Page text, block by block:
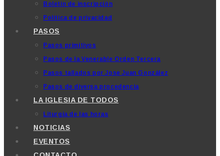
Boletín de inscripción
Política de privacidad
PASOS
Pasos primitivos
Pasos de la Venerable Orden Tercera
Pasos tallados por Jose Juan González
Pasos de diversa procedencia
LA IGLESIA DE TODOS
Liturgia de las horas
NOTICIAS
EVENTOS